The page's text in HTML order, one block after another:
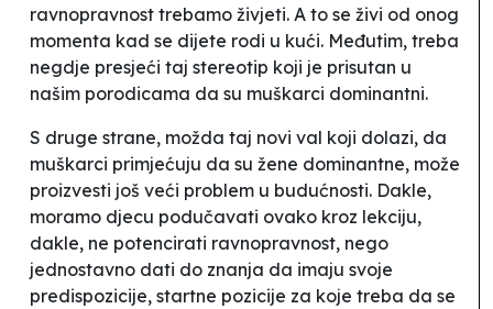
ravnopravnost trebamo živjeti. A to se živi od onog
momenta kad se dijete rodi u kući. Međutim, treba
negdje presjeći taj stereotip koji je prisutan u
našim porodicama da su muškarci dominantni.
S druge strane, možda taj novi val koji dolazi, da
muškarci primjećuju da su žene dominantne, može
proizvesti još veći problem u budućnosti. Dakle,
moramo djecu podučavati ovako kroz lekciju,
dakle, ne potencirati ravnopravnost, nego
jednostavno dati do znanja da imaju svoje
predispozicije, startne pozicije za koje treba da se